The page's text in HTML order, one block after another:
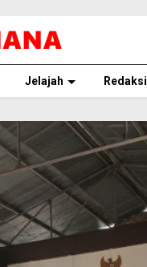
Jelajah Redaksi